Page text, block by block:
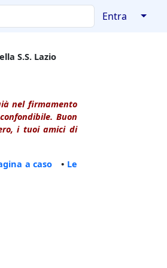
Entra ↓
S.S. Lazio
nel firmamento
Buon
i tuoi amici di
a caso • Le